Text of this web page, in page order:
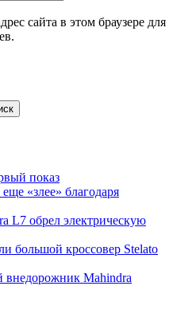
сайта в этом браузере для
показ
«злее» благодаря
L7 обрел электрическую
большой кроссовер Stelato
внедорожник Mahindra